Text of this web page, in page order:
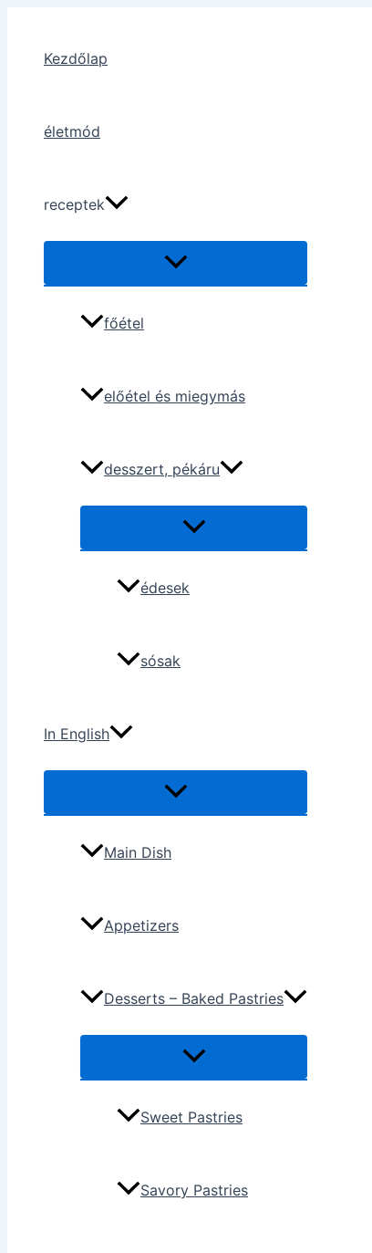
contentKezdőlap
életmód
receptek
főétel
előétel és miegymás
desszert, pékáru
édesek
sósak
In English
Main Dish
Appetizers
Desserts – Baked Pastries
Sweet Pastries
Savory Pastries